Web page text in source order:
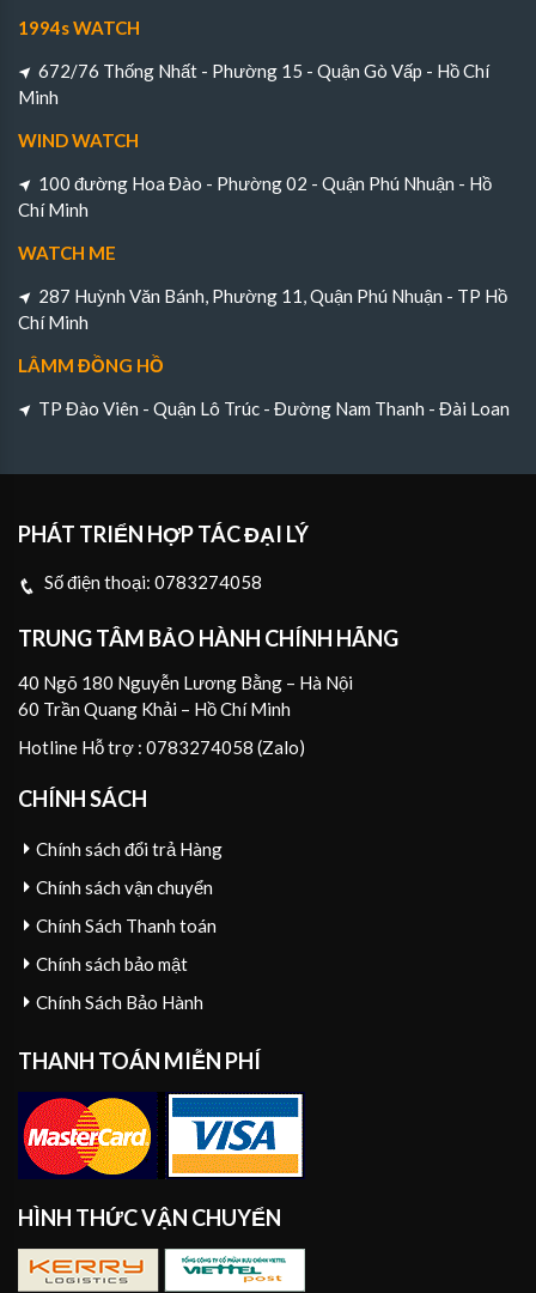
1994s WATCH
672/76 Thống Nhất - Phường 15 - Quận Gò Vấp - Hồ Chí
Minh
WIND WATCH
100 đường Hoa Đào - Phường 02 - Quận Phú Nhuận - Hồ
Chí Minh
WATCH ME
287 Huỳnh Văn Bánh, Phường 11, Quận Phú Nhuận - TP Hồ
Chí Minh
LÂMM ĐỒNG HỒ
TP Đào Viên - Quận Lô Trúc - Đường Nam Thanh - Đài Loan
PHÁT TRIỂN HỢP TÁC ĐẠI LÝ
Số điện thoại: 0783274058
TRUNG TÂM BẢO HÀNH CHÍNH HÃNG
40 Ngõ 180 Nguyễn Lương Bằng – Hà Nội
60 Trần Quang Khải – Hồ Chí Minh
Hotline Hỗ trợ : 0783274058 (Zalo)
CHÍNH SÁCH
Chính sách đổi trả Hàng
Chính sách vận chuyển
Chính Sách Thanh toán
Chính sách bảo mật
Chính Sách Bảo Hành
THANH TOÁN MIỄN PHÍ
HÌNH THỨC VẬN CHUYỂN